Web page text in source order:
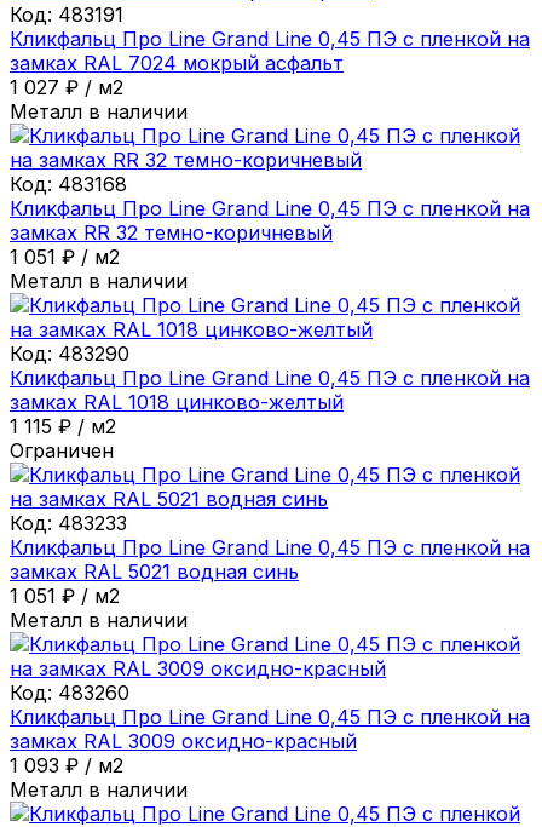
Код: 483191
Кликфальц Про Line Grand Line 0,45 ПЭ с пленкой на
замках RAL 7024 мокрый асфальт
1 027 ₽ / м2
Металл в наличии
Код: 483168
Кликфальц Про Line Grand Line 0,45 ПЭ с пленкой на
замках RR 32 темно-коричневый
1 051 ₽ / м2
Металл в наличии
Код: 483290
Кликфальц Про Line Grand Line 0,45 ПЭ с пленкой на
замках RAL 1018 цинково-желтый
1 115 ₽ / м2
Ограничен
Код: 483233
Кликфальц Про Line Grand Line 0,45 ПЭ с пленкой на
замках RAL 5021 водная синь
1 051 ₽ / м2
Металл в наличии
Код: 483260
Кликфальц Про Line Grand Line 0,45 ПЭ с пленкой на
замках RAL 3009 оксидно-красный
1 093 ₽ / м2
Металл в наличии